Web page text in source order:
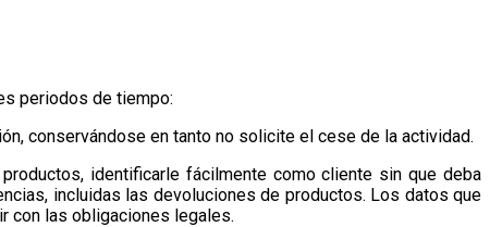
periodos de tiempo:
conservándose en tanto no solicite el cese de la actividad.
identificarle fácilmente como cliente sin que deba
incluidas las devoluciones de productos. Los datos que
con las obligaciones legales.